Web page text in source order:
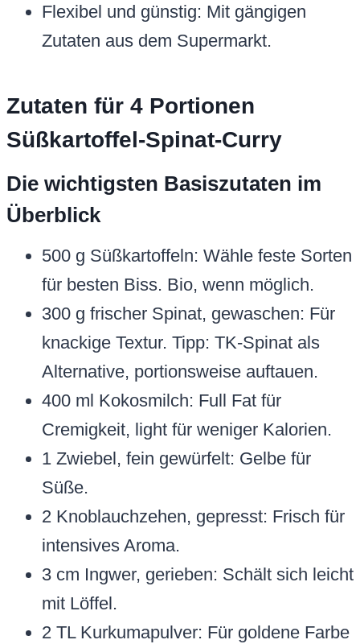
Flexibel und günstig: Mit gängigen
Zutaten aus dem Supermarkt.
Zutaten für 4 Portionen
Süßkartoffel-Spinat-Curry
Die wichtigsten Basiszutaten im
Überblick
500 g Süßkartoffeln: Wähle feste Sorten
für besten Biss. Bio, wenn möglich.
300 g frischer Spinat, gewaschen: Für
knackige Textur. Tipp: TK-Spinat als
Alternative, portionsweise auftauen.
400 ml Kokosmilch: Full Fat für
Cremigkeit, light für weniger Kalorien.
1 Zwiebel, fein gewürfelt: Gelbe für
Süße.
2 Knoblauchzehen, gepresst: Frisch für
intensives Aroma.
3 cm Ingwer, gerieben: Schält sich leicht
mit Löffel.
2 TL Kurkumapulver: Für goldene Farbe